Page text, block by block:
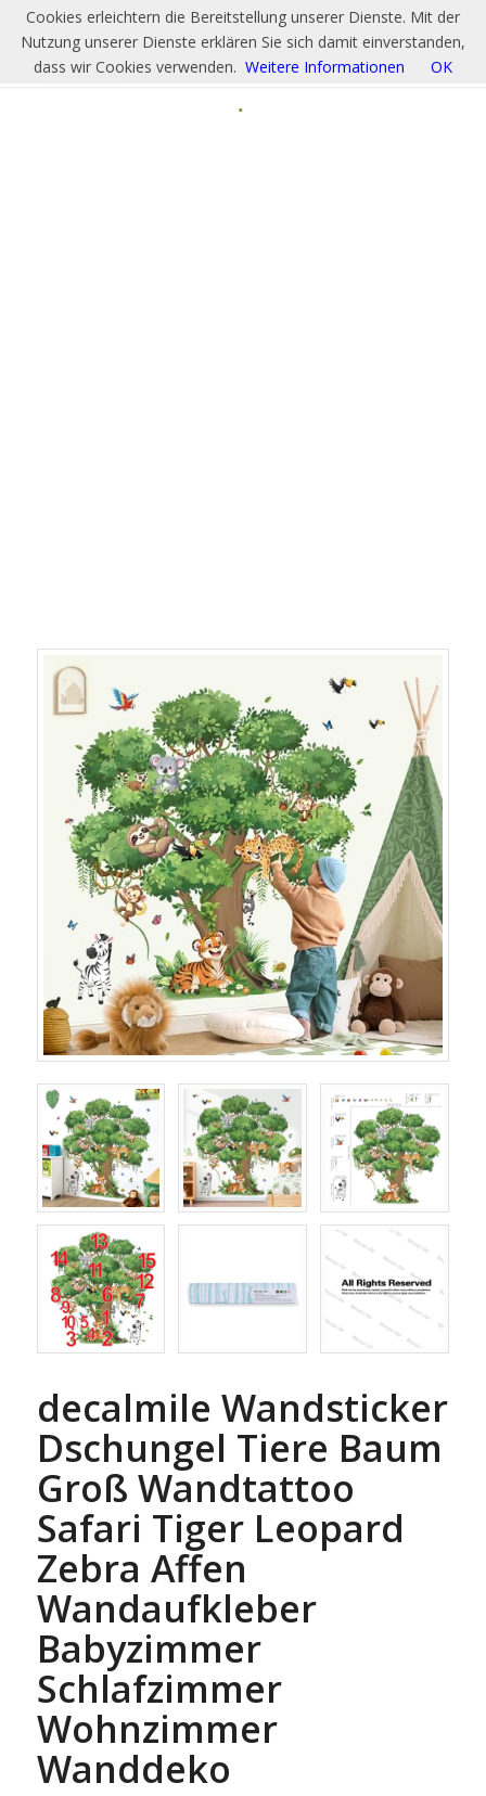
decalmile Wandsticker
Dschungel Tiere Baum
Groß Wandtattoo
Safari Tiger Leopard
Zebra Affen
Wandaufkleber
Babyzimmer
Schlafzimmer
Wohnzimmer
Wanddeko
Cookies erleichtern die Bereitstellung unserer Dienste. Mit der
Nutzung unserer Dienste erklären Sie sich damit einverstanden,
dass wir Cookies verwenden. Weitere Informationen OK